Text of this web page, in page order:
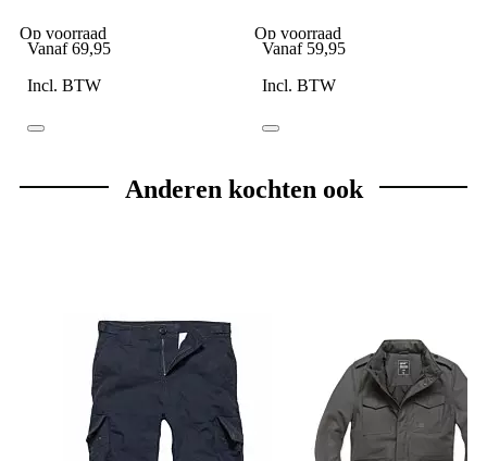
camo
Op voorraad
Vanaf 69,95
Incl. BTW
Op voorraad
Vanaf 59,95
Incl. BTW
Anderen kochten ook